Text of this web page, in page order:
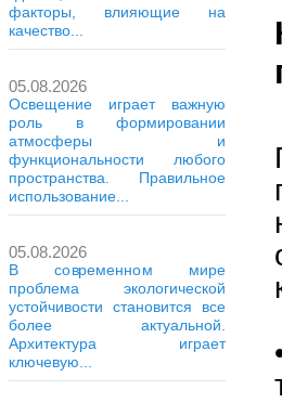
факторы, влияющие на
качество...
05.08.2026
Освещение играет важную
роль в формировании
атмосферы и
функциональности любого
пространства. Правильное
использование...
05.08.2026
В современном мире
проблема экологической
устойчивости становится все
более актуальной.
Архитектура играет
ключевую...